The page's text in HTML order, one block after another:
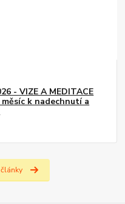
- VIZE A MEDITACE
měsíc k nadechnutí a